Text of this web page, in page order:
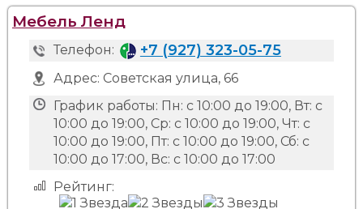
Мебель Ленд
Телефон: +7 (927) 323-05-75
Адрес: Советская улица, 66
График работы: Пн: с 10:00 до 19:00, Вт: с
10:00 до 19:00, Ср: с 10:00 до 19:00, Чт: с
10:00 до 19:00, Пт: с 10:00 до 19:00, Сб: с
10:00 до 17:00, Вс: с 10:00 до 17:00
Рейтинг: